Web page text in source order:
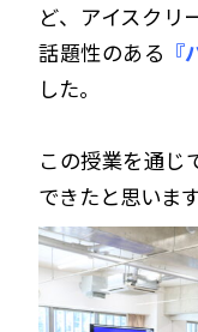
ど、アイスクリ
話題性のある
した。
この授業を通じ
できたと思いま